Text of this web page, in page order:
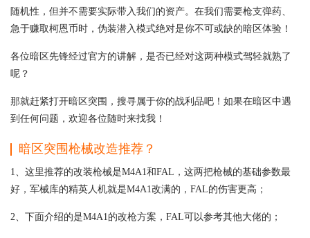
随机性，但并不需要实际带入我们的资产。在我们需要枪支弹药、
急于赚取柯恩币时，伪装潜入模式绝对是你不可或缺的暗区体验！
各位暗区先锋经过官方的讲解，是否已经对这两种模式驾轻就熟了
呢？
那就赶紧打开暗区突围，搜寻属于你的战利品吧！如果在暗区中遇
到任何问题，欢迎各位随时来找我！
暗区突围枪械改造推荐？
1、这里推荐的改装枪械是M4A1和FAL，这两把枪械的基础参数最
好，军械库的精英人机就是M4A1改满的，FAL的伤害更高；
2、下面介绍的是M4A1的改枪方案，FAL可以参考其他大佬的；